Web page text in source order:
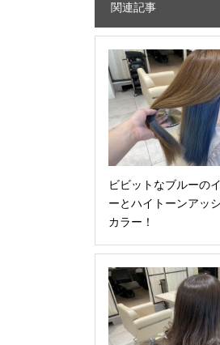
関連記事
ビビットなブルーの
ーとハイトーンアッ
カラー！